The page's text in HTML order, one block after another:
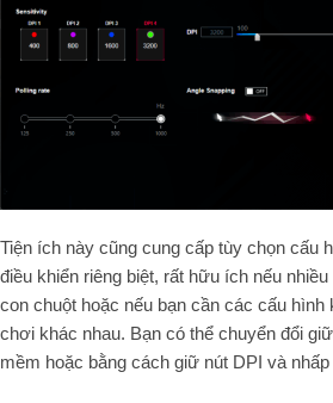
Tiện ích này cũng cung cấp tùy chọn cấu
điều khiển riêng biệt, rất hữu ích nếu
con chuột hoặc nếu bạn cần các cấu hình
chơi khác nhau. Bạn có thể chuyển đổi
mềm hoặc bằng cách giữ nút DPI và